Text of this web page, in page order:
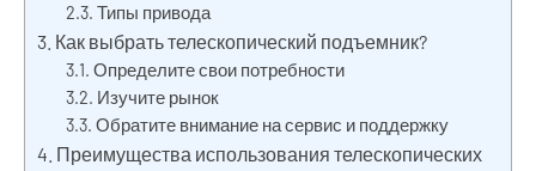
Типы привода
Как выбрать телескопический подъемник?
Определите свои потребности
Изучите рынок
Обратите внимание на сервис и поддержку
Преимущества использования телескопических